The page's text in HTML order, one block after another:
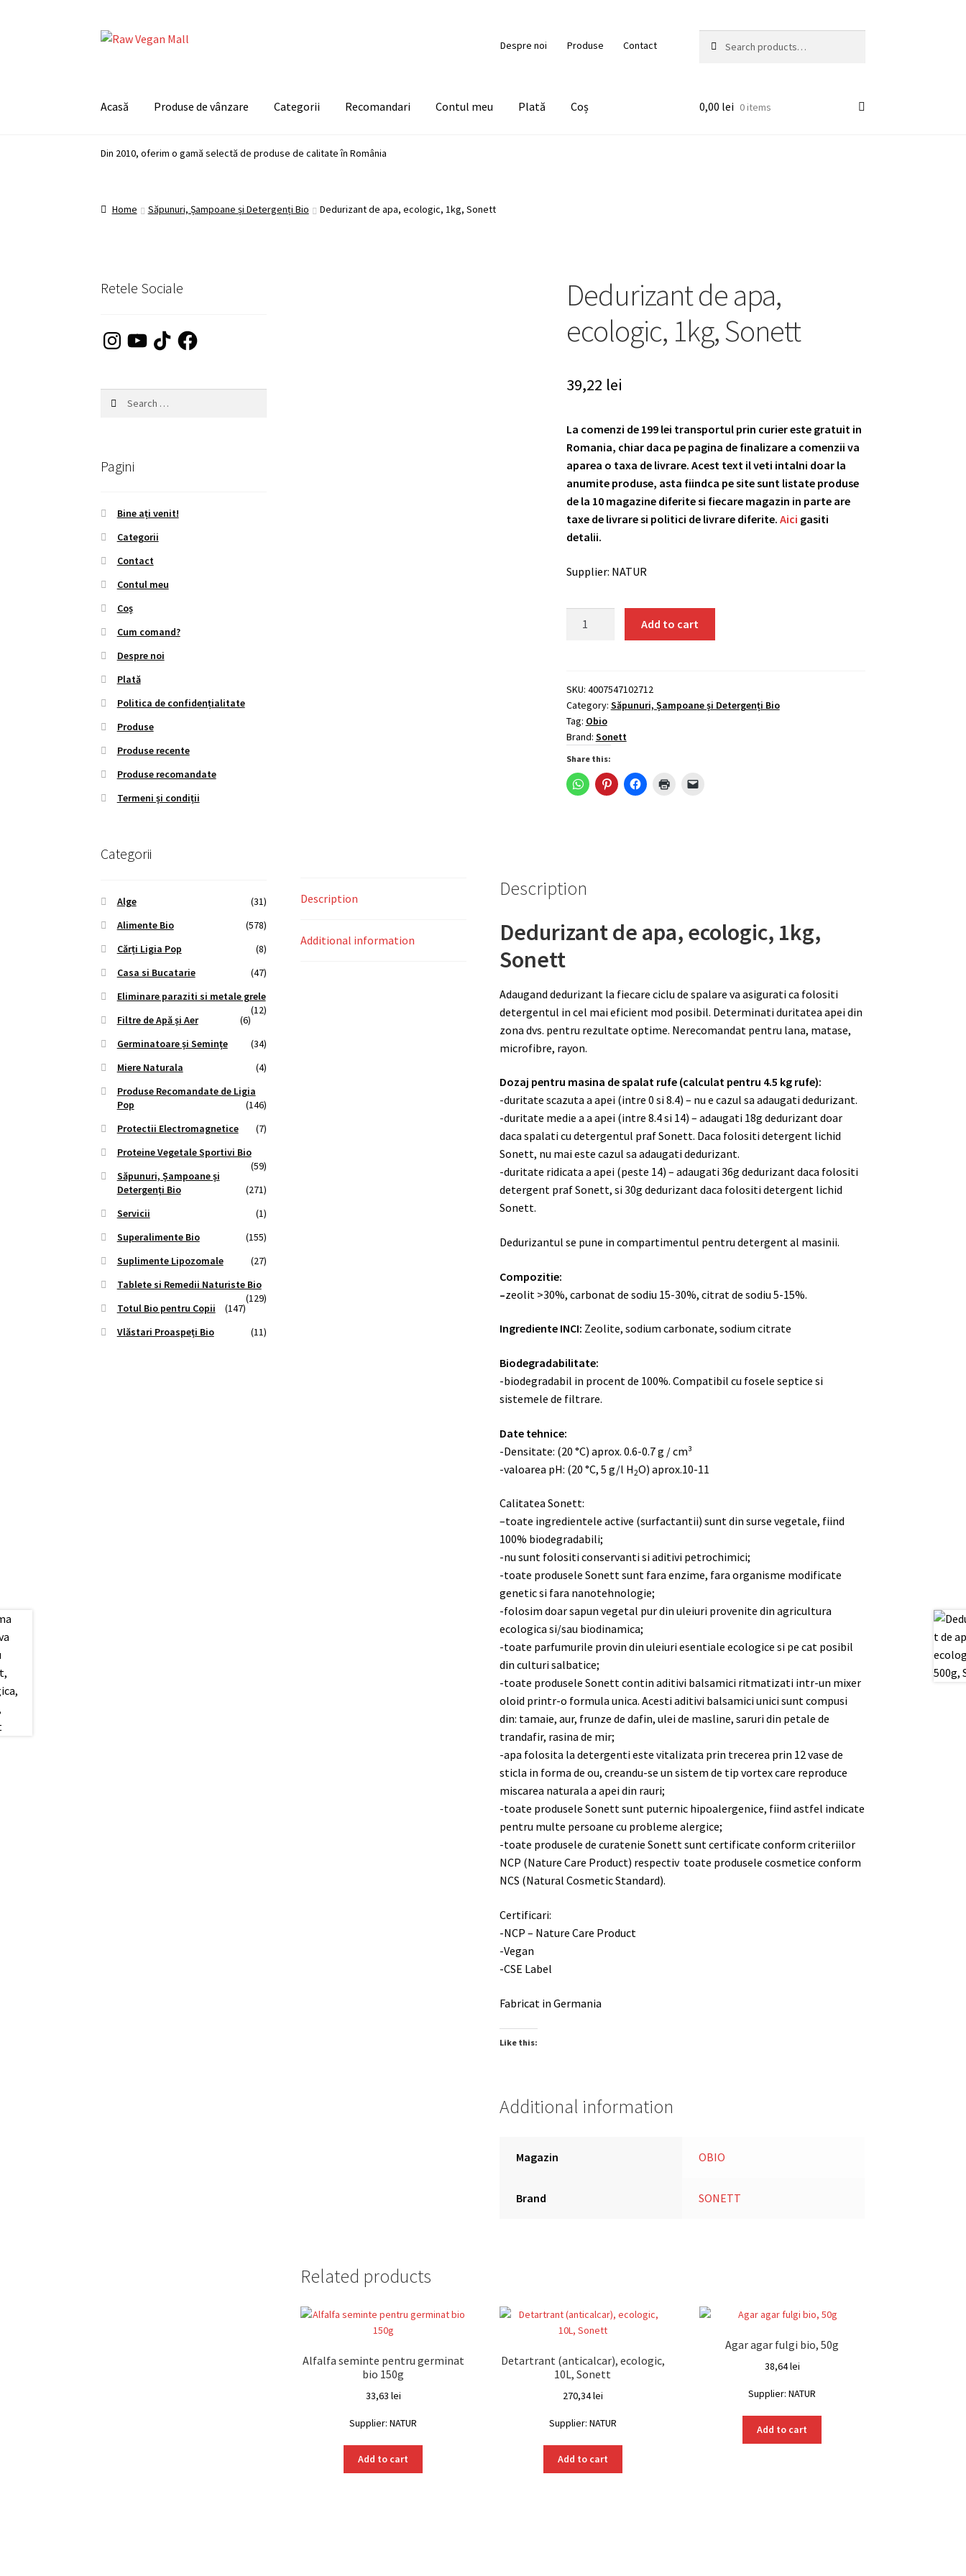
Skip
Skip
Despre noi Produse Contact
for:
Acasă Produse de vânzare Categorii Recomandari Contul meu Plată Coș 0,00 lei 0 items
Din 2010, oferim o gamă selectă de produse de calitate în România
Home Săpunuri, Șampoane și Detergenți Bio Dedurizant de apa, ecologic, 1kg, Sonett
Dedurizant de apa,
ecologic, 1kg, Sonett
39,22 lei
La comenzi de 199 lei transportul prin curier este gratuit in
Romania, chiar daca pe pagina de finalizare a comenzii va
aparea o taxa de livrare. Acest text il veti intalni doar la
anumite produse, asta fiindca pe site sunt listate produse
de la 10 magazine diferite si fiecare magazin in parte are
taxe de livrare si politici de livrare diferite. Aici gasiti
detalii.
Supplier: NATUR
1kg,
Sonett
quantity
Add to cart
SKU: 4007547102712
Category: Săpunuri, Șampoane și Detergenți Bio
Tag: Obio
Brand: Sonett
Share this:
Description
Additional information
Description
Dedurizant de apa, ecologic, 1kg,
Sonett
Adaugand dedurizant la fiecare ciclu de spalare va asigurati ca folositi
detergentul in cel mai eficient mod posibil. Determinati duritatea apei din
zona dvs. pentru rezultate optime. Nerecomandat pentru lana, matase,
microfibre, rayon.
Dozaj pentru masina de spalat rufe (calculat pentru 4.5 kg rufe):
-duritate scazuta a apei (intre 0 si 8.4) – nu e cazul sa adaugati dedurizant.
-duritate medie a a apei (intre 8.4 si 14) – adaugati 18g dedurizant doar
daca spalati cu detergentul praf Sonett. Daca folositi detergent lichid
Sonett, nu mai este cazul sa adaugati dedurizant.
-duritate ridicata a apei (peste 14) – adaugati 36g dedurizant daca folositi
detergent praf Sonett, si 30g dedurizant daca folositi detergent lichid
Sonett.
Dedurizantul se pune in compartimentul pentru detergent al masinii.
Compozitie:
–zeolit >30%, carbonat de sodiu 15-30%, citrat de sodiu 5-15%.
Ingrediente INCI: Zeolite, sodium carbonate, sodium citrate
Biodegradabilitate:
-biodegradabil in procent de 100%. Compatibil cu fosele septice si
sistemele de filtrare.
Date tehnice:
-Densitate: (20 °C) aprox. 0.6-0.7 g / cm³
-valoarea pH: (20 °C, 5 g/l H2O) aprox.10-11
Calitatea Sonett:
–toate ingredientele active (surfactantii) sunt din surse vegetale, fiind
100% biodegradabili;
-nu sunt folositi conservanti si aditivi petrochimici;
-toate produsele Sonett sunt fara enzime, fara organisme modificate
genetic si fara nanotehnologie;
-folosim doar sapun vegetal pur din uleiuri provenite din agricultura
ecologica si/sau biodinamica;
-toate parfumurile provin din uleiuri esentiale ecologice si pe cat posibil
din culturi salbatice;
-toate produsele Sonett contin aditivi balsamici ritmatizati intr-un mixer
oloid printr-o formula unica. Acesti aditivi balsamici unici sunt compusi
din: tamaie, aur, frunze de dafin, ulei de masline, saruri din petale de
trandafir, rasina de mir;
-apa folosita la detergenti este vitalizata prin trecerea prin 12 vase de
sticla in forma de ou, creandu-se un sistem de tip vortex care reproduce
miscarea naturala a apei din rauri;
-toate produsele Sonett sunt puternic hipoalergenice, fiind astfel indicate
pentru multe persoane cu probleme alergice;
-toate produsele de curatenie Sonett sunt certificate conform criteriilor
NCP (Nature Care Product) respectiv toate produsele cosmetice conform
NCS (Natural Cosmetic Standard).
Certificari:
-NCP – Nature Care Product
-Vegan
-CSE Label
Fabricat in Germania
Like this:
Additional information
Magazin OBIO
Brand SONETT
Related products
Alfalfa seminte pentru germinat
bio 150g
33,63 lei
Supplier: NATUR
Add to cart
Detartrant (anticalcar), ecologic,
10L, Sonett
270,34lei
Supplier: NATUR
Add to cart
Agar agar fulgi bio, 50g
38,64lei
Supplier: NATUR
Add to cart
Retele Sociale
InstagramYouTubeTikTokFacebook
Pagini
Bine ați venit!
Categorii
Contact
Contul meu
Coș
Cum comand?
Despre noi
Plată
Politica de confidențialitate
Produse
Produse recente
Produse recomandate
Termeni și condiții
Categorii
Alge
(31)
Alimente Bio
(578)
Cărți Ligia Pop
(8)
Casa si Bucatarie
(47)
Eliminare paraziti si metale grele
(12)
Filtre de Apă și Aer
(6)
Germinatoare și Semințe
(34)
Miere Naturala
(4)
Produse Recomandate de Ligia
Pop
(146)
Protectii Electromagnetice
(7)
Proteine Vegetale Sportivi Bio
(59)
Săpunuri, Șampoane și
Detergenți Bio
(271)
Servicii
(1)
Superalimente Bio
(155)
Suplimente Lipozomale
(27)
Tablete si Remedii Naturiste Bio
(129)
Totul Bio pentru Copii
(147)
Vlăstari Proaspeți Bio
(11)